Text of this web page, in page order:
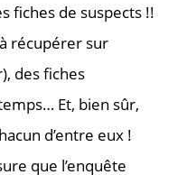
fiches de suspects !!
récupérer sur
des fiches
Et, bien sûr,
d’entre eux !
que l’enquête